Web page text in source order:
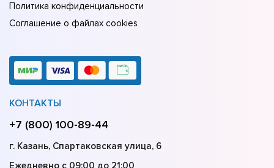
Политика конфиденциальности
Соглашение о файлах cookies
КОНТАКТЫ
+7 (800) 100-89-44
г. Казань, Спартаковская улица, 6